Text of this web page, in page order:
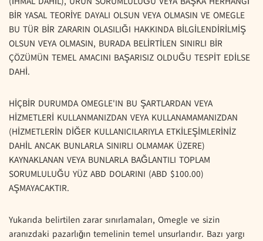
BİR YASAL TEORİYE DAYALI OLSUN VEYA OLMASIN VE OMEGLE
BU TÜR BİR ZARARIN OLASILIĞI HAKKINDA BİLGİLENDİRİLMİŞ
OLSUN VEYA OLMASIN, BURADA BELİRTİLEN SINIRLI BİR
ÇÖZÜMÜN TEMEL AMACINI BAŞARISIZ OLDUĞU TESPİT EDİLSE
DAHİ.
HİÇBİR DURUMDA OMEGLE'IN BU ŞARTLARDAN VEYA
HİZMETLERİ KULLANMANIZDAN VEYA KULLANAMAMANIZDAN
(HİZMETLERİN DİĞER KULLANICILARIYLA ETKİLEŞİMLERİNİZ
DAHİL ANCAK BUNLARLA SINIRLI OLMAMAK ÜZERE)
KAYNAKLANAN VEYA BUNLARLA BAĞLANTILI TOPLAM
SORUMLULUĞU YÜZ ABD DOLARINI (ABD $100.00)
AŞMAYACAKTIR.
Yukarıda belirtilen zarar sınırlamaları, Omegle ve sizin
aranızdaki pazarlığın temelinin temel unsurlarıdır. Bazı yargı